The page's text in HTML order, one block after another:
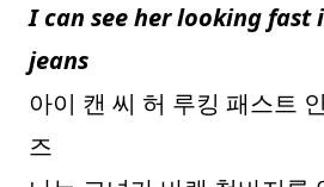
I can see her looking fast
jeans
아이 캔 씨 허 루킹 패스트
즈